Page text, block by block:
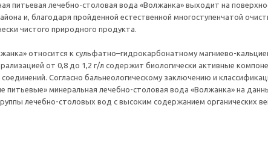
питьевая лечебно-столовая вода «Волжанка» выходит на
и, благодаря пройденной естественной многоступенчатой
чистого природного продукта.
относится к сульфатно–гидрокарбонатному магниево-
от 0,8 до 1,2 г/л содержит биологически активные
Согласно бальнеологическому заключению и
питьевые» минеральная лечебно-столовая вода «Волжанка» на
лечебно-столовых вод с высоким содержанием органических